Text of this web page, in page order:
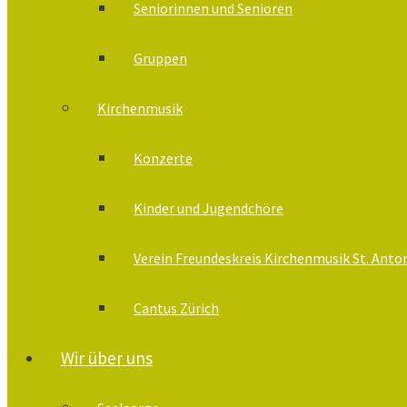
Seniorinnen und Senioren
Gruppen
Kirchenmusik
Konzerte
Kinder und Jugendchöre
Verein Freundeskreis Kirchenmusik St.
Cantus Zürich
Wir über uns